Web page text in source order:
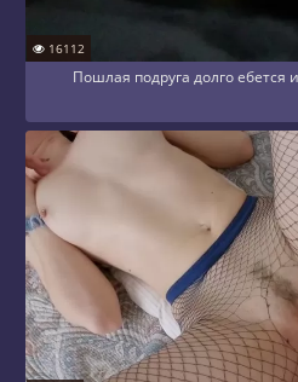
16112
Пошлая подруга долго ебется